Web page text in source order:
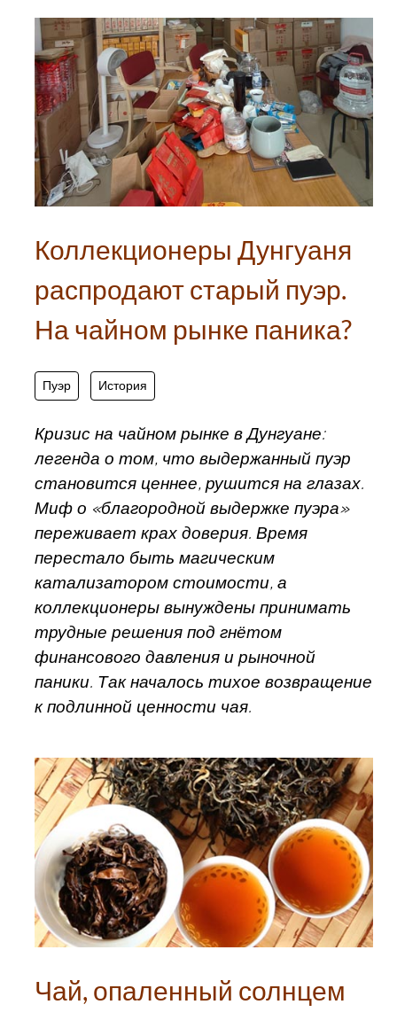
Коллекционеры Дунгуаня
распродают старый пуэр.
На чайном рынке паника?
Пуэр История
Кризис на чайном рынке в Дунгуане:
легенда о том, что выдержанный пуэр
становится ценнее, рушится на глазах.
Миф о «благородной выдержке пуэра»
переживает крах доверия. Время
перестало быть магическим
катализатором стоимости, а
коллекционеры вынуждены принимать
трудные решения под гнётом
финансового давления и рыночной
паники. Так началось тихое возвращение
к подлинной ценности чая.
Чай, опаленный солнцем